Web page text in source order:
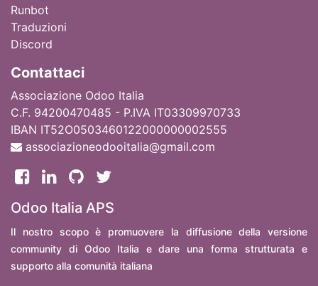
Runbot
Traduzioni
Discord
Contattaci
Associazione Odoo Italia
C.F. 94200470485 - P.IVA IT03309970733
IBAN IT52O0503460122000000002555
associazioneodooitalia@gmail.com
Odoo Italia APS
Il nostro scopo è promuovere la diffusione della versione
community di Odoo Italia e dare una forma strutturata e
supporto alla comunità italiana